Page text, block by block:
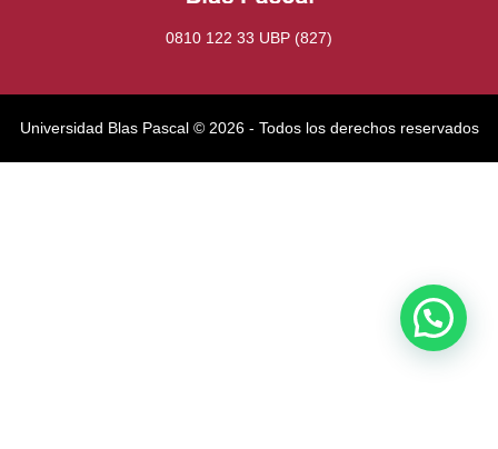
0810 122 33 UBP (827)
Universidad Blas Pascal ©️ 2026 - Todos los derechos reservados